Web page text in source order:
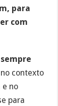
para
com
sempre
contexto
e no
para